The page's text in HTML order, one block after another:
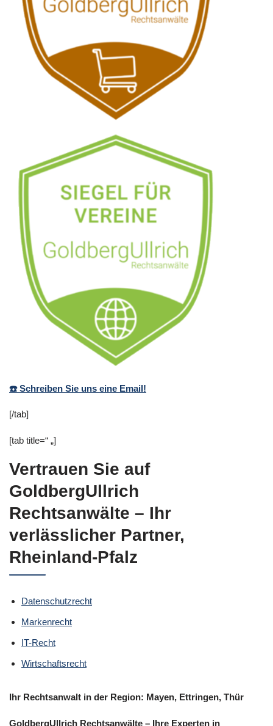
☎️ Schreiben Sie uns eine Email!
[/tab]
[tab title=“ „]
Vertrauen Sie auf
GoldbergUllrich
Rechtsanwälte – Ihr
verlässlicher Partner,
Rheinland-Pfalz
Datenschutzrecht
Markenrecht
IT-Recht
Wirtschaftsrecht
Ihr Rechtsanwalt in der Region: Mayen, Ettringen, Thür
GoldbergUllrich Rechtsanwälte – Ihre Experten in